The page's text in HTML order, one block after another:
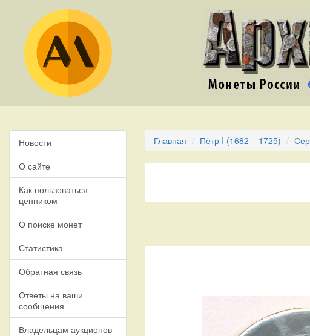
Новости
О сайте
Как пользоваться
ценником
О поиске монет
Статистика
Обратная связь
Ответы на ваши
сообщения
Владельцам аукционов
Главная Пётр I (1682 – 1725)